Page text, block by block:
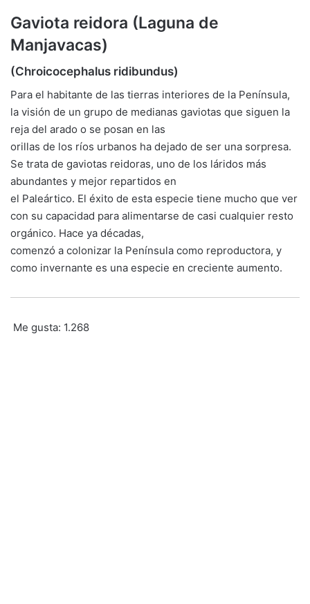
Gaviota reidora (Laguna de
Manjavacas)
(Chroicocephalus ridibundus)
Para el habitante de las tierras interiores de la Península,
la visión de un grupo de medianas gaviotas que siguen la
reja del arado o se posan en las
orillas de los ríos urbanos ha dejado de ser una sorpresa.
Se trata de gaviotas reidoras, uno de los láridos más
abundantes y mejor repartidos en
el Paleártico. El éxito de esta especie tiene mucho que ver
con su capacidad para alimentarse de casi cualquier resto
orgánico. Hace ya décadas,
comenzó a colonizar la Península como reproductora, y
como invernante es una especie en creciente aumento.
Me gusta: 1.268